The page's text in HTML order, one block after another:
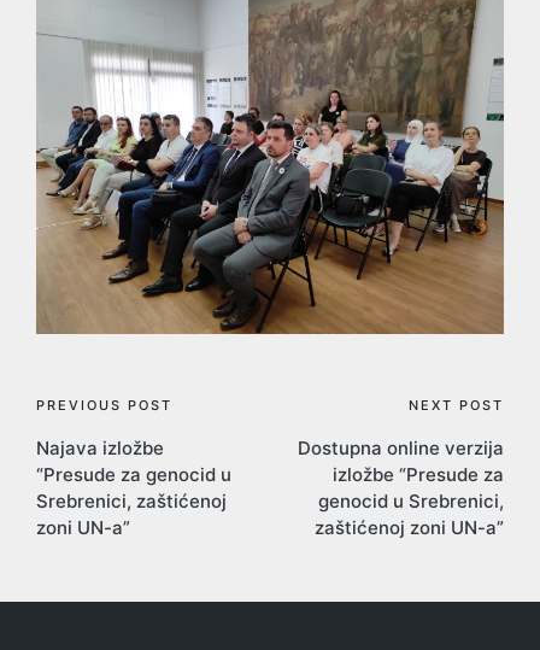
Post
navigation
PREVIOUS POST
Najava izložbe
“Presude za genocid u
Srebrenici, zaštićenoj
zoni UN-a”
NEXT POST
Dostupna online verzija
izložbe “Presude za
genocid u Srebrenici,
zaštićenoj zoni UN-a”